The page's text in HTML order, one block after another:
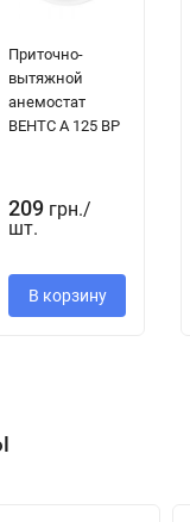
Приточно-
вытяжной
анемостат
ВЕНТС А 125 ВР
209 грн./
шт.
В корзину